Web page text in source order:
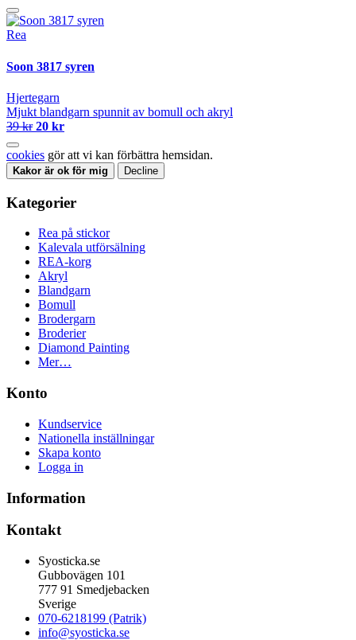
Rea
Soon 3817 syren
Hjertegarn
Mjukt blandgarn spunnit av bomull och akryl
39 kr 20 kr
cookies gör att vi kan förbättra hemsidan.
Kakor är ok för mig Decline
Kategorier
Rea på stickor
Kalevala utförsälning
REA-korg
Akryl
Blandgarn
Bomull
Brodergarn
Broderier
Diamond Painting
Mer…
Konto
Kundservice
Nationella inställningar
Skapa konto
Logga in
Information
Kontakt
Syosticka.se
Gubbovägen 101
777 91 Smedjebacken
Sverige
070-6218199 (Patrik)
info@syosticka.se